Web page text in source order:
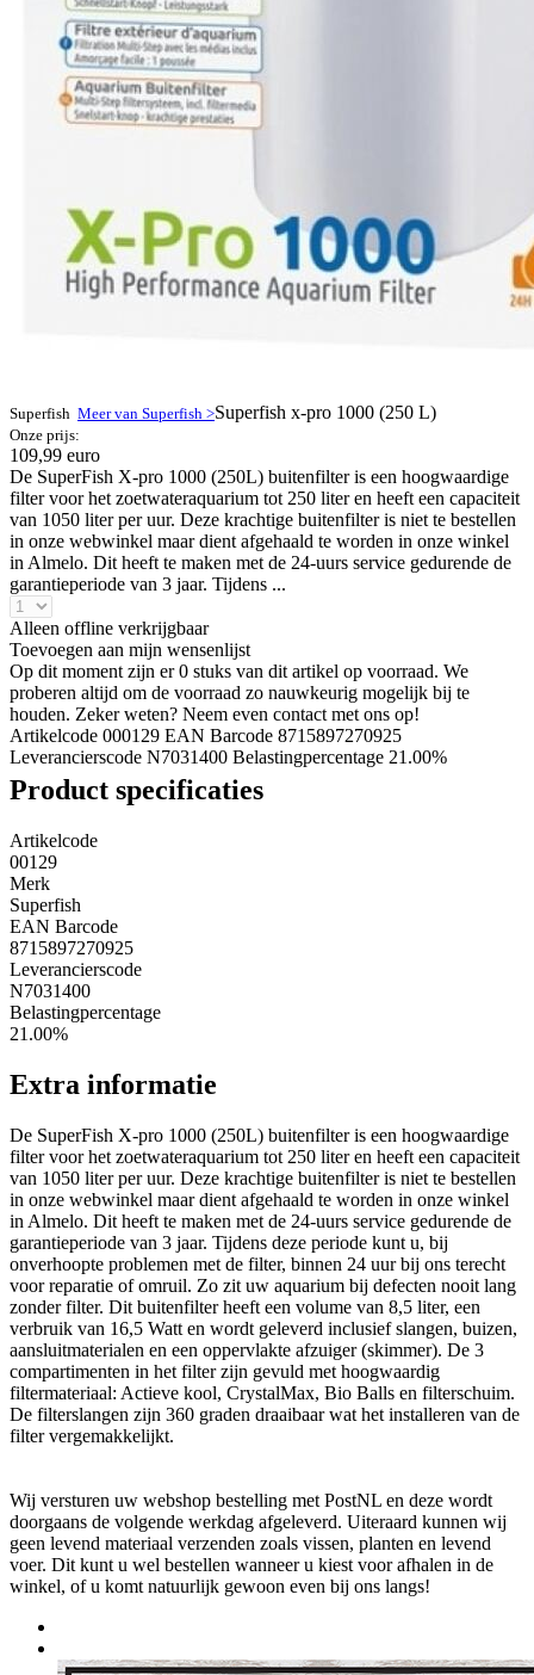
Superfish Meer van Superfish >Superfish x-pro 1000 (250 L)
Onze prijs:
109,99 euro
De SuperFish X-pro 1000 (250L) buitenfilter is een hoogwaardige
filter voor het zoetwateraquarium tot 250 liter en heeft een capaciteit
van 1050 liter per uur. Deze krachtige buitenfilter is niet te bestellen
in onze webwinkel maar dient afgehaald te worden in onze winkel
in Almelo. Dit heeft te maken met de 24-uurs service gedurende de
garantieperiode van 3 jaar. Tijdens ...
Alleen offline verkrijgbaar
Toevoegen aan mijn wensenlijst
Op dit moment zijn er 0 stuks van dit artikel op voorraad. We
proberen altijd om de voorraad zo nauwkeurig mogelijk bij te
houden. Zeker weten? Neem even contact met ons op!
Artikelcode 000129 EAN Barcode 8715897270925
Leverancierscode N7031400 Belastingpercentage 21.00%
Product specificaties
Artikelcode
00129
Merk
Superfish
EAN Barcode
8715897270925
Leverancierscode
N7031400
Belastingpercentage
21.00%
Extra informatie
De SuperFish X-pro 1000 (250L) buitenfilter is een hoogwaardige
filter voor het zoetwateraquarium tot 250 liter en heeft een capaciteit
van 1050 liter per uur. Deze krachtige buitenfilter is niet te bestellen
in onze webwinkel maar dient afgehaald te worden in onze winkel
in Almelo. Dit heeft te maken met de 24-uurs service gedurende de
garantieperiode van 3 jaar. Tijdens deze periode kunt u, bij
onverhoopte problemen met de filter, binnen 24 uur bij ons terecht
voor reparatie of omruil. Zo zit uw aquarium bij defecten nooit lang
zonder filter. Dit buitenfilter heeft een volume van 8,5 liter, een
verbruik van 16,5 Watt en wordt geleverd inclusief slangen, buizen,
aansluitmaterialen en een oppervlakte afzuiger (skimmer). De 3
compartimenten in het filter zijn gevuld met hoogwaardig
filtermateriaal: Actieve kool, CrystalMax, Bio Balls en filterschuim.
De filterslangen zijn 360 graden draaibaar wat het installeren van de
filter vergemakkelijkt.
Wij versturen uw webshop bestelling met PostNL en deze wordt
doorgaans de volgende werkdag afgeleverd. Uiteraard kunnen wij
geen levend materiaal verzenden zoals vissen, planten en levend
voer. Dit kunt u wel bestellen wanneer u kiest voor afhalen in de
winkel, of u komt natuurlijk gewoon even bij ons langs!